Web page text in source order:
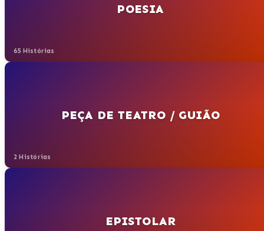
POESIA
65 Histórias
PEÇA DE TEATRO / GUIÃO
2 Histórias
EPISTOLAR